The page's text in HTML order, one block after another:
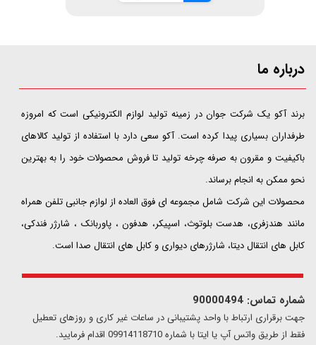
درباره ما
​​​​​​​برند آکو یک شرکت جوان در زمینه تولید لوازم الکترونیکی است که امروزه
طرفداران بسیاری پیدا کرده است. آکو سعی دارد با استفاده از تولید کالاهای
باکیفیت و مقرون به صرفه چرخه تولید تا فروش محصولات خود را به بهترین
نحو ممکن به انجام برساند.
محصولات این شرکت شامل مجموعه ای فوق العاده از لوازم جانبی تلفن همراه
مانند هندزفری، هدست بلوتوث، اسپیکر، هدفون ، پاوربانک ، شارژر فندکی،
کابل های انتقال دیتا، شارژرهای دیواری و کابل های انتقال صدا است.
شماره تماس: 90000494
​​جهت برقراری ارتباط با واحد پشتیبانی در ساعات غیر کاری و روزهای تعطیل
فقط از طریق واتس آپ یا ایتا با شماره 09914118710 اقدام فرمایید.